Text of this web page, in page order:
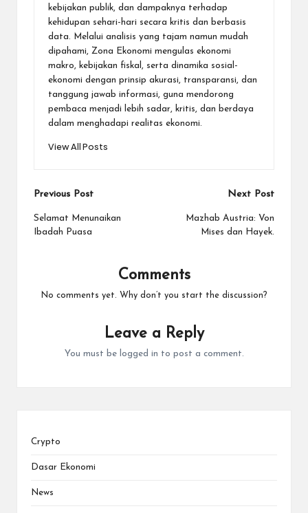
kebijakan publik, dan dampaknya terhadap
kehidupan sehari-hari secara kritis dan berbasis
data. Melalui analisis yang tajam namun mudah
dipahami, Zona Ekonomi mengulas ekonomi
makro, kebijakan fiskal, serta dinamika sosial-
ekonomi dengan prinsip akurasi, transparansi, dan
tanggung jawab informasi, guna mendorong
pembaca menjadi lebih sadar, kritis, dan berdaya
dalam menghadapi realitas ekonomi.
View All Posts
Post
navigation
Previous Post
Selamat Menunaikan
Ibadah Puasa
Next Post
Mazhab Austria: Von
Mises dan Hayek.
Comments
No comments yet. Why don’t you start the discussion?
Leave a Reply
You must be logged in to post a comment.
Crypto
Dasar Ekonomi
News